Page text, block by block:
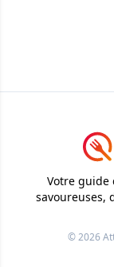
Votre guide
savoureuses,
© 2026